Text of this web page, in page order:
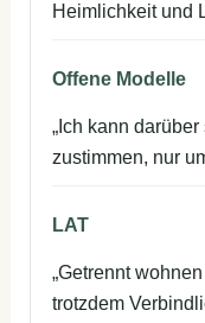
Heimlichkeit und
Offene Modelle
„Ich kann
zustimmen, nur
LAT
„Getrennt
trotzdem